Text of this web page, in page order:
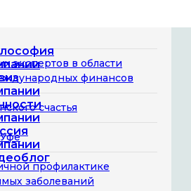
для здорового
экспертов в области
финансов
счастья
профилактике
заболеваний